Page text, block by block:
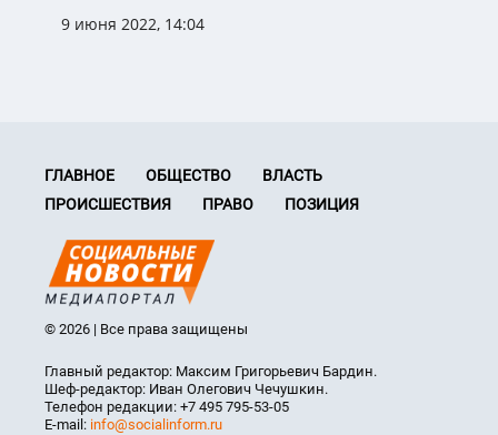
9 июня 2022, 14:04
ГЛАВНОЕ ОБЩЕСТВО
ВЛАСТЬ
ПРОИСШЕСТВИЯ
ПРАВО ПОЗИЦИЯ
© 2026 | Все права защищены
Главный редактор: Максим Григорьевич Бардин.
Шеф-редактор: Иван Олегович Чечушкин.
Телефон редакции: +7 495 795-53-05
E-mail: info@socialinform.ru